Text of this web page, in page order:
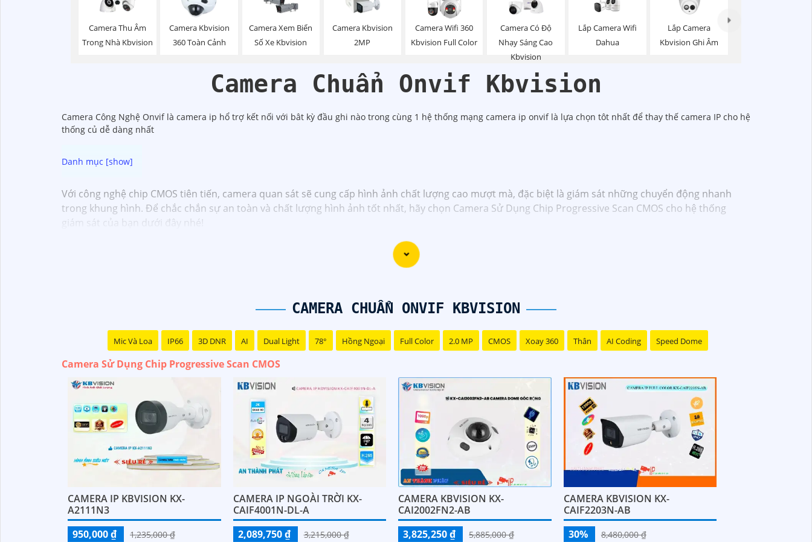
Camera Thu Âm
Trong Nhà Kbvision
Camera Kbvision
360 Toàn Cảnh
Camera Xem Biển
Số Xe Kbvision
Camera Kbvision
2MP
Camera Wifi 360
Kbvision Full Color
Camera Có Độ
Nhạy Sáng Cao
Kbvision
Lắp Camera Wifi
Dahua
Lắp Camera
Kbvision Ghi Âm
Camera Chuẩn Onvif Kbvision
Camera Công Nghệ Onvif là camera ip hổ trợ kết nối với bât kỳ đầu ghi nào trong cùng 1 hệ thống mạng camera ip onvif là lựa chọn tôt nhất để thay thế camera IP cho hệ
thống củ dễ dàng nhất
Với công nghệ chip CMOS tiên tiến, camera quan sát sẽ cung cấp hình ảnh chất lượng cao mượt mà, đặc biệt là giám sát những chuyển động nhanh
trong khung hình. Để chắc chắn sự an toàn và chất lượng hình ảnh tốt nhất, hãy chọn Camera Sử Dụng Chip Progressive Scan CMOS cho hệ thống
giám sát của bạn dưới đây nhé!
CAMERA CHUẨN ONVIF KBVISION
Mic Và Loa IP66 3D DNR AI Dual Light 78° Hồng Ngoại Full Color 2.0 MP CMOS Xoay 360 Thân AI Coding Speed Dome
Camera Sử Dụng Chip Progressive Scan CMOS
CAMERA IP KBVISION KX-
A2111N3
950,000 ₫
1,235,000 ₫
CAMERA IP NGOÀI TRỜI KX-
CAIF4001N-DL-A
2,089,750 ₫
3,215,000 ₫
CAMERA KBVISION KX-
CAI2002FN2-AB
3,825,250 ₫
5,885,000 ₫
CAMERA KBVISION KX-
CAIF2203N-AB
30%
8,480,000 ₫